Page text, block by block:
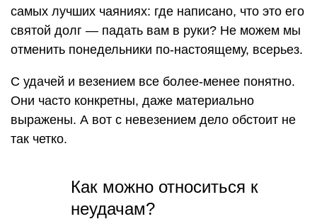
самых лучших чаяниях: где написано, что это его
святой долг — падать вам в руки? Не можем мы
отменить понедельники по-настоящему, всерьез.
С удачей и везением все более-менее понятно.
Они часто конкретны, даже материально
выражены. А вот с невезением дело обстоит не
так четко.
Как можно относиться к
неудачам?